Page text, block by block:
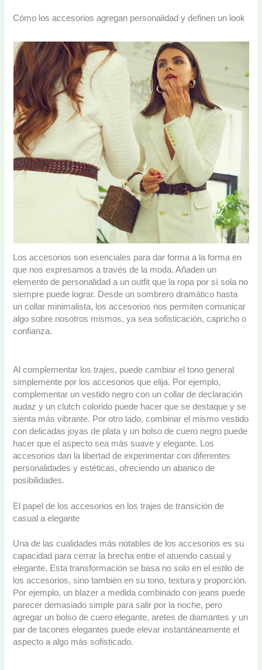
Cómo los accesorios agregan personalidad y definen un look
Los accesorios son esenciales para dar forma a la forma en
que nos expresamos a través de la moda. Añaden un
elemento de personalidad a un outfit que la ropa por sí sola no
siempre puede lograr. Desde un sombrero dramático hasta
un collar minimalista, los accesorios nos permiten comunicar
algo sobre nosotros mismos, ya sea sofisticación, capricho o
confianza.
Al complementar los trajes, puede cambiar el tono general
simplemente por los accesorios que elija. Por ejemplo,
complementar un vestido negro con un collar de declaración
audaz y un clutch colorido puede hacer que se destaque y se
sienta más vibrante. Por otro lado, combinar el mismo vestido
con delicadas joyas de plata y un bolso de cuero negro puede
hacer que el aspecto sea más suave y elegante. Los
accesorios dan la libertad de experimentar con diferentes
personalidades y estéticas, ofreciendo un abanico de
posibilidades.
El papel de los accesorios en los trajes de transición de
casual a elegante
Una de las cualidades más notables de los accesorios es su
capacidad para cerrar la brecha entre el atuendo casual y
elegante. Esta transformación se basa no solo en el estilo de
los accesorios, sino también en su tono, textura y proporción.
Por ejemplo, un blazer a medida combinado con jeans puede
parecer demasiado simple para salir por la noche, pero
agregar un bolso de cuero elegante, aretes de diamantes y un
par de tacones elegantes puede elevar instantáneamente el
aspecto a algo más sofisticado.